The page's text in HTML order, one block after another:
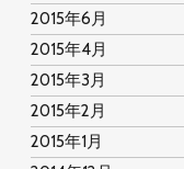
2015年6月
2015年4月
2015年3月
2015年2月
2015年1月